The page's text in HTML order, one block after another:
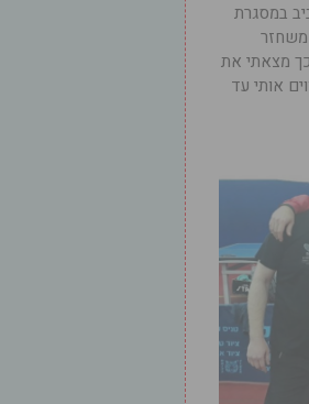
במסגרת
משחזר
מצאתי את
אותי עד